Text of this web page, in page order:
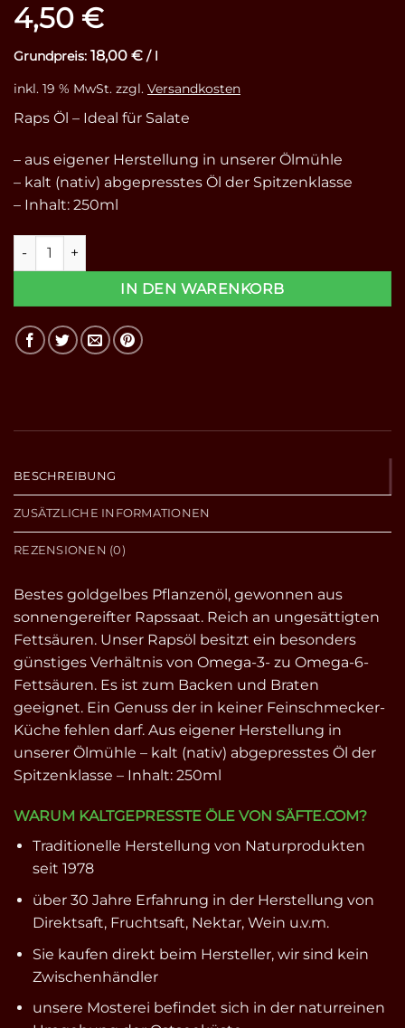
4,50 €
Grundpreis: 18,00 € / l
inkl. 19 % MwSt. zzgl. Versandkosten
Raps Öl – Ideal für Salate
– aus eigener Herstellung in unserer Ölmühle
– kalt (nativ) abgepresstes Öl der Spitzenklasse
– Inhalt: 250ml
Raps Öl - Kaltgepresst 250ml Menge
IN DEN WARENKORB
BESCHREIBUNG
ZUSÄTZLICHE INFORMATIONEN
REZENSIONEN (0)
Bestes goldgelbes Pflanzenöl, gewonnen aus
sonnengereifter Rapssaat. Reich an ungesättigten
Fettsäuren. Unser Rapsöl besitzt ein besonders
günstiges Verhältnis von Omega-3- zu Omega-6-
Fettsäuren. Es ist zum Backen und Braten
geeignet. Ein Genuss der in keiner Feinschmecker-
Küche fehlen darf. Aus eigener Herstellung in
unserer Ölmühle – kalt (nativ) abgepresstes Öl der
Spitzenklasse – Inhalt: 250ml
WARUM KALTGEPRESSTE ÖLE VON SÄFTE.COM?
Traditionelle Herstellung von Naturprodukten
seit 1978
über 30 Jahre Erfahrung in der Herstellung von
Direktsaft, Fruchtsaft, Nektar, Wein u.v.m.
Sie kaufen direkt beim Hersteller, wir sind kein
Zwischenhändler
unsere Mosterei befindet sich in der naturreinen